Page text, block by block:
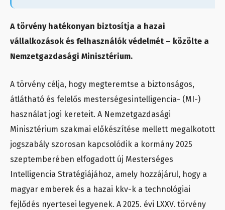
A törvény hatékonyan biztosítja a hazai
vállalkozások és felhasználók védelmét – közölte a
Nemzetgazdasági Minisztérium.
A törvény célja, hogy megteremtse a biztonságos,
átlátható és felelős mesterségesintelligencia- (MI-)
használat jogi kereteit. A Nemzetgazdasági
Minisztérium szakmai előkészítése mellett megalkotott
jogszabály szorosan kapcsolódik a kormány 2025
szeptemberében elfogadott új Mesterséges
Intelligencia Stratégiájához, amely hozzájárul, hogy a
magyar emberek és a hazai kkv-k a technológiai
fejlődés nyertesei legyenek. A 2025. évi LXXV. törvény